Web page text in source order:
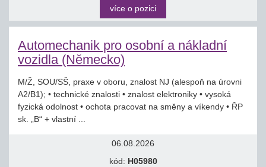
více o pozici
Automechanik pro osobní a nákladní
vozidla (Německo)
M/Ž, SOU/SŠ, praxe v oboru, znalost NJ (alespoň na úrovni
A2/B1); • technické znalosti • znalost elektroniky • vysoká
fyzická odolnost • ochota pracovat na směny a víkendy • ŘP
sk. „B“ + vlastní ...
06.08.2026
kód: H05980